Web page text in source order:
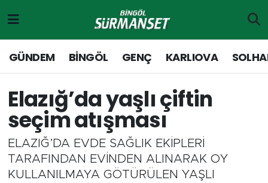
GÜNDEM BİNGÖL GENÇ KARLIOVA
Elazığ’da yaşlı çiftin
seçim atışması
ELAZIĞ’DA EVDE SAĞLIK EKİPLERİ
TARAFINDAN EVİNDEN ALINARAK OY
KULLANILMAYA GÖTÜRÜLEN YAŞLI
Genç
Solhan
Karlıova
Merkez Hava Durumu
Merkez Trafik Yoğunluk Haritası
Süper Lig Puan Durumu ve Fikstür